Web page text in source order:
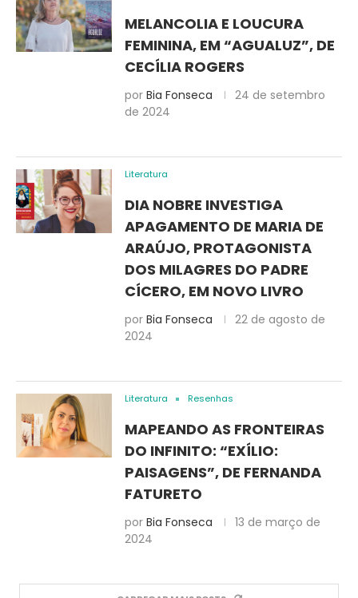
MELANCOLIA E LOUCURA
FEMININA, EM “AGUALUZ”, DE
CECÍLIA ROGERS
por Bia Fonseca
24 de setembro
de 2024
Literatura
DIA NOBRE INVESTIGA
APAGAMENTO DE MARIA DE
ARAÚJO, PROTAGONISTA
DOS MILAGRES DO PADRE
CÍCERO, EM NOVO LIVRO
por Bia Fonseca
22 de agosto de
2024
Literatura Resenhas
MAPEANDO AS FRONTEIRAS
DO INFINITO: “EXÍLIO:
PAISAGENS”, DE FERNANDA
FATURETO
por Bia Fonseca
13 de março de
2024